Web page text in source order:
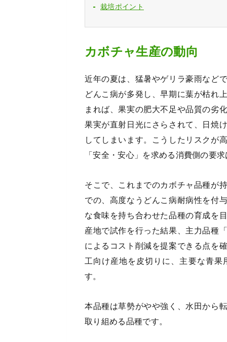
栽培ポイント
カボチャ生産の動向
近年の夏は、猛暑やゲリラ豪雨など
どんこ病が多発し、早期に葉が枯れ
まれば、果実の肥大不足や品質の劣
果実が直射日光にさらされて、日焼
してしまいます。こうしたリスクが
「安全・安心」を求める消費側の要
そこで、これまでのカボチャ品種が
での、高度なうどんこ病耐病性を付
な食味を持ち合わせた品種の育成を
産地で試作を行った結果、主力品種
によるコスト削減を提案できる点を
工向け産地を皮切りに、主要な青
す。
本品種は草勢がやや強く、水田から
取り組める品種です。